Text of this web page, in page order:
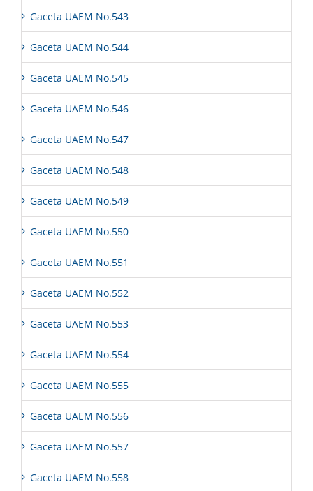
Gaceta UAEM No.543
Gaceta UAEM No.544
Gaceta UAEM No.545
Gaceta UAEM No.546
Gaceta UAEM No.547
Gaceta UAEM No.548
Gaceta UAEM No.549
Gaceta UAEM No.550
Gaceta UAEM No.551
Gaceta UAEM No.552
Gaceta UAEM No.553
Gaceta UAEM No.554
Gaceta UAEM No.555
Gaceta UAEM No.556
Gaceta UAEM No.557
Gaceta UAEM No.558